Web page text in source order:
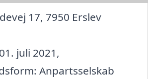
17, 7950 Erslev
juli 2021,
Anpartsselskab